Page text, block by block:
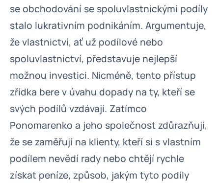
se obchodování se spoluvlastnickými podíly
stalo lukrativním podnikáním. Argumentuje,
že vlastnictví, ať už podílové nebo
spoluvlastnictví, představuje nejlepší
možnou investici. Nicméně, tento přístup
zřídka bere v úvahu dopady na ty, kteří se
svých podílů vzdávají. Zatímco
Ponomarenko a jeho společnost zdůrazňují,
že se zaměřují na klienty, kteří si s vlastním
podílem nevědí rady nebo chtějí rychle
získat peníze, způsob, jakým tyto podíly